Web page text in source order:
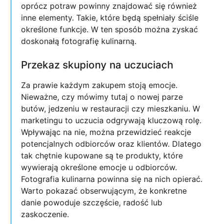
oprócz potraw powinny znajdować się również
inne elementy. Takie, które będą spełniały ściśle
określone funkcje. W ten sposób można zyskać
doskonałą fotografię kulinarną.
Przekaz skupiony na uczuciach
Za prawie każdym zakupem stoją emocje.
Nieważne, czy mówimy tutaj o nowej parze
butów, jedzeniu w restauracji czy mieszkaniu. W
marketingu to uczucia odgrywają kluczową rolę.
Wpływając na nie, można przewidzieć reakcje
potencjalnych odbiorców oraz klientów. Dlatego
tak chętnie kupowane są te produkty, które
wywierają określone emocje u odbiorców.
Fotografia kulinarna powinna się na nich opierać.
Warto pokazać obserwującym, że konkretne
danie powoduje szczęście, radość lub
zaskoczenie.